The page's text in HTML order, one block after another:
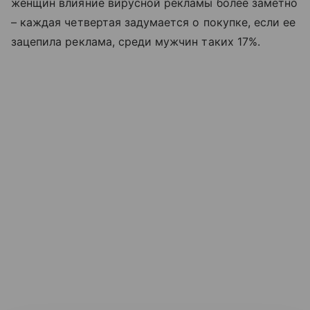
женщин влияние вирусной рекламы более заметно
– каждая четвертая задумается о покупке, если ее
зацепила реклама, среди мужчин таких 17%.